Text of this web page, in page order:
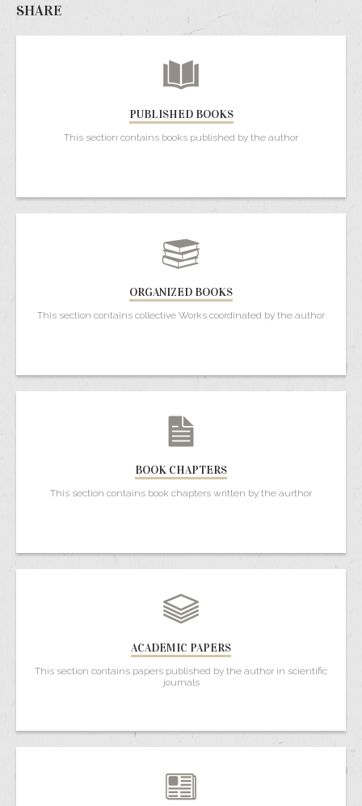
SHARE
PUBLISHED BOOKS
This section contains books published by the author
ORGANIZED BOOKS
This section contains collective Works coordinated by the author
BOOK CHAPTERS
This section contains book chapters written by the aurthor
ACADEMIC PAPERS
This section contains papers published by the author in scientific
journals